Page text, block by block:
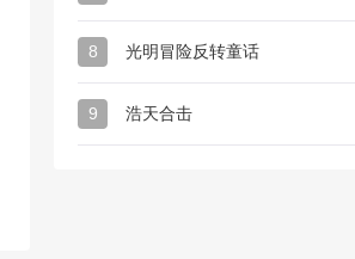
8 光明冒险反转童话
9 浩天合击